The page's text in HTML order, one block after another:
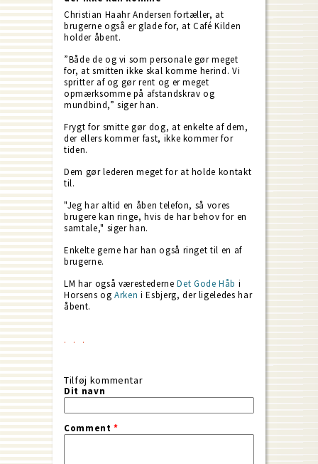
Christian Haahr Andersen fortæller, at
brugerne også er glade for, at Café Kilden
holder åbent.
”Både de og vi som personale gør meget
for, at smitten ikke skal komme herind. Vi
spritter af og gør rent og er meget
opmærksomme på afstandskrav og
mundbind,” siger han.
Frygt for smitte gør dog, at enkelte af dem,
der ellers kommer fast, ikke kommer for
tiden.
Dem gør lederen meget for at holde kontakt
til.
"Jeg har altid en åben telefon, så vores
brugere kan ringe, hvis de har behov for en
samtale," siger han.
Enkelte gerne har han også ringet til en af
brugerne.
LM har også værestederneDet Gode Håb i
Horsens ogArken i Esbjerg, der ligeledes har
åbent.
Tilføj kommentar
Dit navn
Comment*